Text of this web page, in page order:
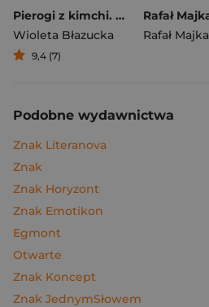
Pierogi z kimchi. Moje ulubione azjatyckie przepisy
Wioleta Błazucka
9,4 (7)
Rafał Majka
Podobne wydawnictwa
Znak Literanova
Znak
Znak Horyzont
Znak Emotikon
Egmont
Otwarte
Znak Koncept
Znak JednymSłowem